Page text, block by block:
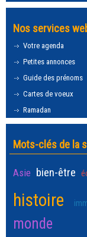
Nos services
Votre agenda
Petites annonces
Guide des prénoms
Cartes de voeux
Ramadan
Mots-clés de la
Asie bien-être
histoire
monde